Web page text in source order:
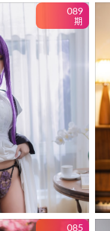
089
期
085